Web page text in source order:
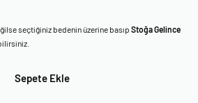
seçtiğiniz bedenin üzerine basıp Stoğa Gelince
Sepete Ekle